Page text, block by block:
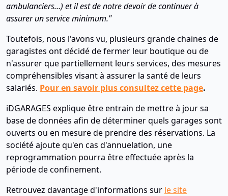
ambulanciers…) et il est de notre devoir de continuer à
assurer un service minimum."
Toutefois, nous l'avons vu, plusieurs grande chaines de
garagistes ont décidé de fermer leur boutique ou de
n'assurer que partiellement leurs services, des mesures
compréhensibles visant à assurer la santé de leurs
salariés. Pour en savoir plus consultez cette page.
iDGARAGES explique être entrain de mettre à jour sa
base de données afin de déterminer quels garages sont
ouverts ou en mesure de prendre des réservations. La
société ajoute qu'en cas d'annuelation, une
reprogrammation pourra être effectuée après la
période de confinement.
Retrouvez davantage d'informations sur le site